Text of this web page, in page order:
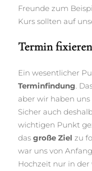
Freunde zum
Kurs sollten auf
Termin fixieren
Ein wesentlicher
Terminfindung .
aber wir haben
Sicher auch
wichtigen Punkt
dasgroße Ziel zu
war uns von
Hochzeit nur in